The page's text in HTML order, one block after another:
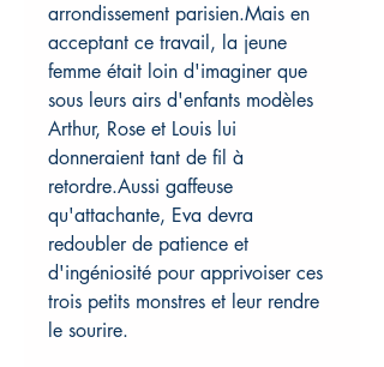
arrondissement parisien.Mais en
acceptant ce travail, la jeune
femme était loin d'imaginer que
sous leurs airs d'enfants modèles
Arthur, Rose et Louis lui
donneraient tant de fil à
retordre.Aussi gaffeuse
qu'attachante, Eva devra
redoubler de patience et
d'ingéniosité pour apprivoiser ces
trois petits monstres et leur rendre
le sourire.